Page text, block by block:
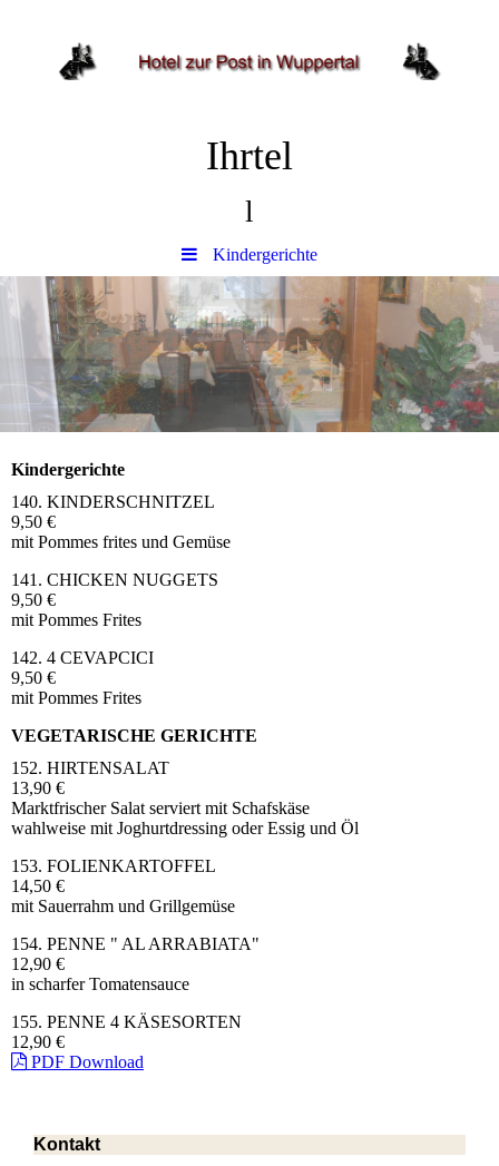
Ihrtel
l
Kindergerichte
Kindergerichte
140. KINDERSCHNITZEL
9,50 €
mit Pommes frites und Gemüse
141. CHICKEN NUGGETS
9,50 €
mit Pommes Frites
142. 4 CEVAPCICI
9,50 €
mit Pommes Frites
VEGETARISCHE GERICHTE
152. HIRTENSALAT
13,90 €
Marktfrischer Salat serviert mit Schafskäse
wahlweise mit Joghurtdressing oder Essig und Öl
153. FOLIENKARTOFFEL
14,50 €
mit Sauerrahm und Grillgemüse
154. PENNE " AL ARRABIATA"
12,90 €
in scharfer Tomatensauce
155. PENNE 4 KÄSESORTEN
12,90 €
PDF Download
Kontakt